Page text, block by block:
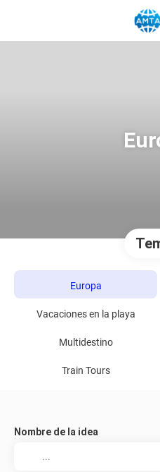
Europa
Vacaciones en la playa
Multidestino
Train Tours
Nombre de la idea